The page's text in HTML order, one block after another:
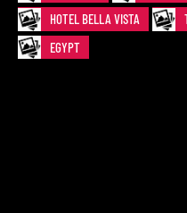
HOTEL BELLA VISTA
EGYPT